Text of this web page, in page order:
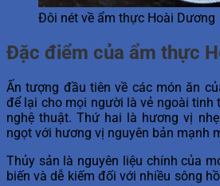
Đôi nét về ẩm thực Hoài Dương
Đặc điểm của ẩm thực
Ấn tượng đầu tiên về các món ăn
để lại cho mọi người là vẻ ngoài tinh
nghệ thuật. Thứ hai là hương vị
ngọt với hương vị nguyên bản mạnh
Thủy sản là nguyên liệu chính của
biến và dễ kiếm đối với nhiều sông